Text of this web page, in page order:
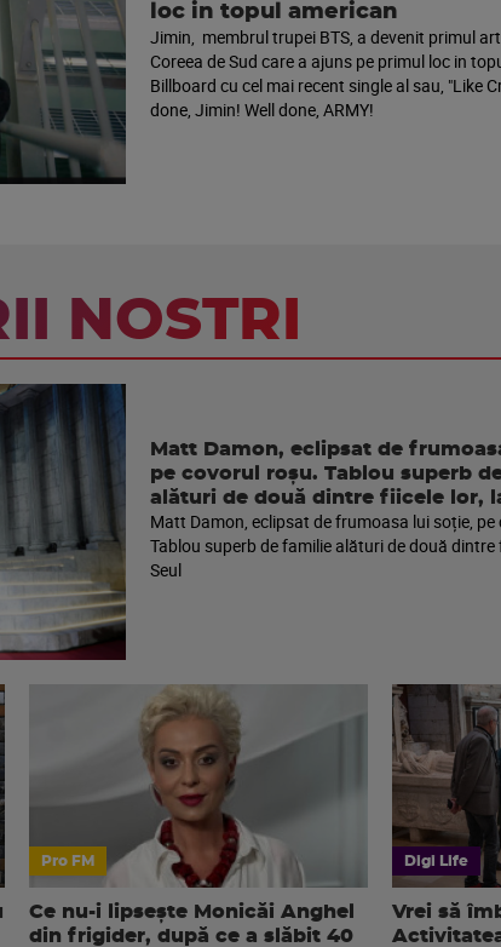
loc in topul american
Jimin, membrul trupei BTS, a devenit primul
Coreea de Sud care a ajuns pe primul loc in
Billboard cu cel mai recent single al sau, "Like
done, Jimin! Well done, ARMY!
NOSTRI
Matt Damon, eclipsat de
pe covorul roșu. Tablou superb
alături de două dintre fiicele lor,
Matt Damon, eclipsat de frumoasa lui soție, pe
Tablou superb de familie alături de două dintre
Seul
Pro FM
Ce nu-i lipsește Monicăi Anghel
din frigider, după ce a slăbit 40
Digi Life
Vrei să